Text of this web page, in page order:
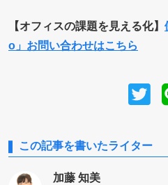
【オフィスの課題を見える化】
o」お問い合わせはこちら
この記事を書いたライター
加藤 知美